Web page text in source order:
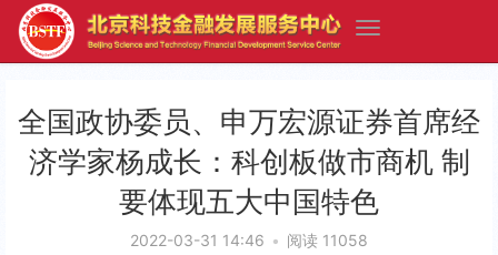
全国政协委员、申万宏源证券首席经
济学家杨成长：科创板做市商机 制
要体现五大中国特色
2022-03-31 14:46 • 阅读 11058